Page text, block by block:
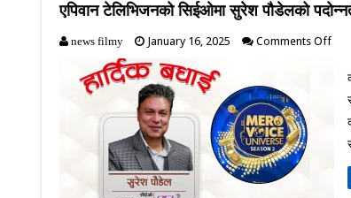
एपिवान टेलिभिजनको सिईओमा सुरेश पौडेलको
news filmy January 16, 2025 Comments Offon
सुरेश